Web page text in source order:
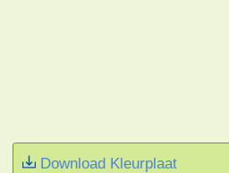
Download Kleurplaat